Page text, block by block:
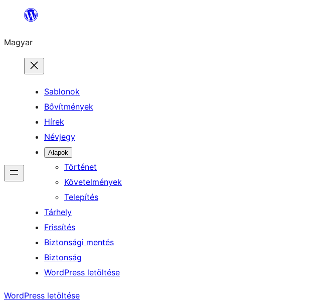
Ugrás
tartalomhoz
Magyar
Sablonok
Bővítmények
Hírek
Névjegy
Alapok
Történet
Követelmények
Telepítés
Tárhely
Frissítés
Biztonsági mentés
Biztonság
WordPress letöltése
WordPress letöltése